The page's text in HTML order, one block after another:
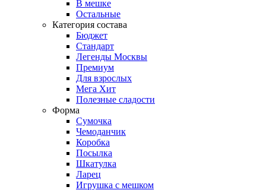
В мешке
Остальные
Категория состава
Бюджет
Стандарт
Легенды Москвы
Премиум
Для взрослых
Мега Хит
Полезные сладости
Форма
Сумочка
Чемоданчик
Коробка
Посылка
Шкатулка
Ларец
Игрушка с мешком